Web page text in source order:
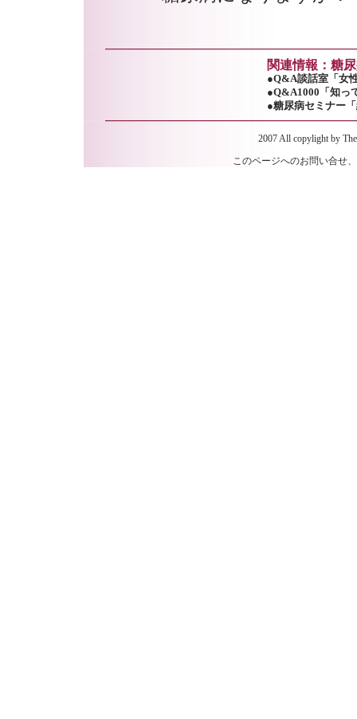
関連情報：糖
●Q&A談話室「女
●Q&A1000「知っ
●糖尿病セミナー
2007 All copylight by The
このページへのお問い合せ